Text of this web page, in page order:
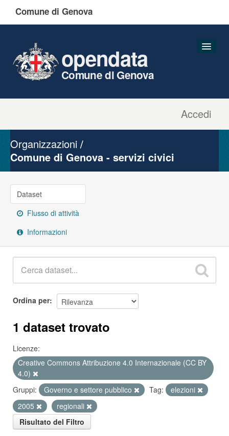
Comune di Genova
Accedi
opendata
Comune di Genova
Gruppi
Organizzazioni
Comune di Genova - servizi civici
Dataset
Flusso di attività
Informazioni
Ordina per
1 dataset trovato
Licenze:
Creative Commons Attribuzione 4.0 Internazionale (CC BY
4.0)
Gruppi:
Governo e settore pubblico Tag:
elezioni
2005
regionali
Risultato del Filtro